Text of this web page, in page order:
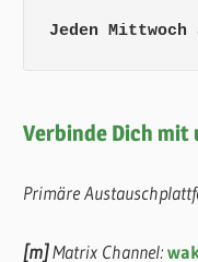
Jeden Mittwoch
Verbinde Dich mit
Primäre
[m]Matrix Channel: